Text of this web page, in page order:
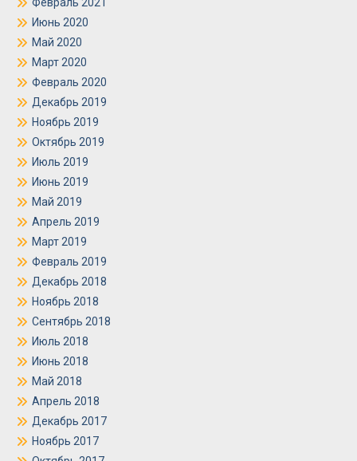
Июнь 2020
Май 2020
Март 2020
Февраль 2020
Декабрь 2019
Ноябрь 2019
Октябрь 2019
Июль 2019
Июнь 2019
Май 2019
Апрель 2019
Март 2019
Февраль 2019
Декабрь 2018
Ноябрь 2018
Сентябрь 2018
Июль 2018
Июнь 2018
Май 2018
Апрель 2018
Декабрь 2017
Ноябрь 2017